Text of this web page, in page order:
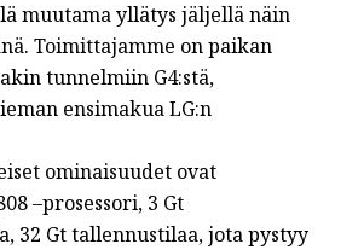
muutama yllätys jäljellä näin
Toimittajamme on paikan
tunnelmiin G4:stä,
ensimakua LG:n
ominaisuudet ovat
–prosessori, 3 Gt
32 Gt tallennustilaa, jota pystyy